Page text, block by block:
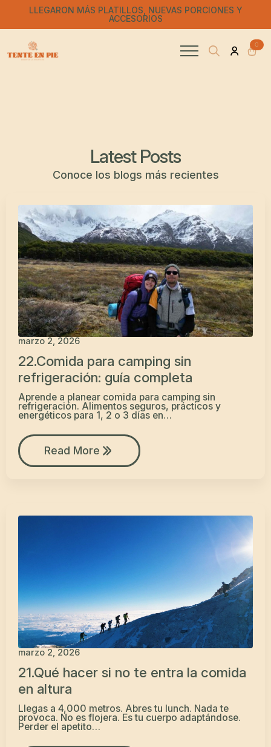
LLEGARON MÁS PLATILLOS, NUEVAS PORCIONES Y
ACCESORIOS
0
Latest Posts
Conoce los blogs más recientes
22.Comida para camping sin
refrigeración: guía completa
marzo 2, 2026
Aprende a planear comida para camping sin
refrigeración. Alimentos seguros, prácticos y
energéticos para 1, 2 o 3 días en…
Read More
21.Qué hacer si no te entra la comida
en altura
marzo 2, 2026
Llegas a 4,000 metros. Abres tu lunch. Nada te
provoca. No es flojera. Es tu cuerpo adaptándose.
Perder el apetito…